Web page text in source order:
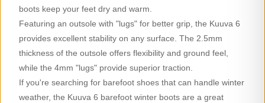
boots keep your feet dry and warm.
Featuring an outsole with "lugs" for better grip, the Kuuva 6
provides excellent stability on any surface. The 2.5mm
thickness of the outsole offers flexibility and ground feel,
while the 4mm "lugs" provide superior traction.
If you're searching for barefoot shoes that can handle winter
weather, the Kuuva 6 barefoot winter boots are a great